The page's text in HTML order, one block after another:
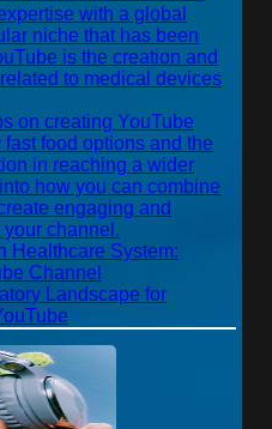
with a global
niche that has been
is the creation and
to medical devices
on creating YouTube
food options and the
in reaching a wider
how you can combine
engaging and
channel.
Healthcare System:
Channel
Landscape for